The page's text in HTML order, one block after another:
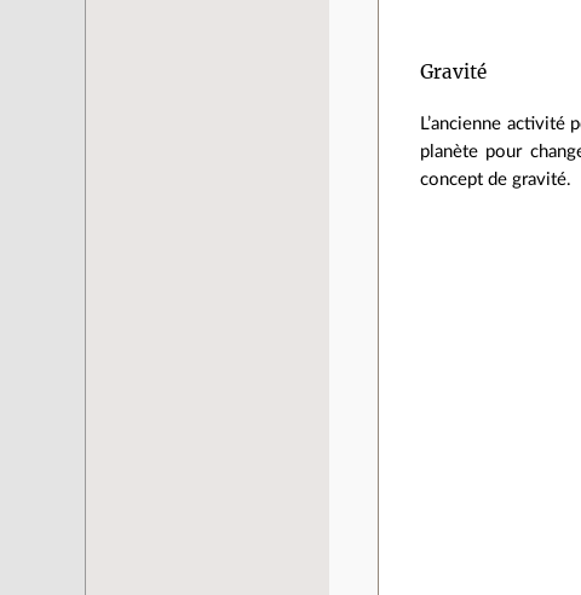
Gravité
L’ancienne
planète pour
concept de gravité.